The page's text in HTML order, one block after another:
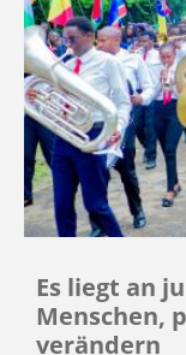
Es liegt an
Menschen,
verändern